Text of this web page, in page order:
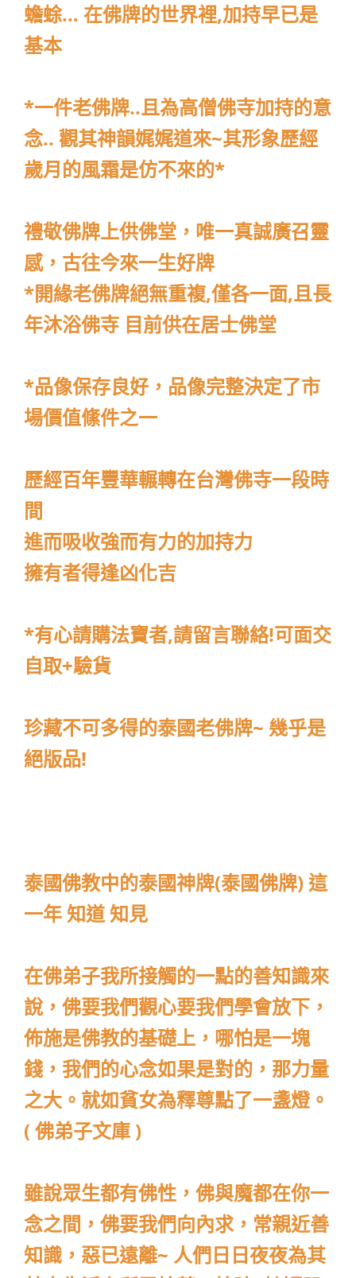
蟾蜍… 在佛牌的世界裡,加持早已是
基本
*一件老佛牌..且為高僧佛寺加持的意
念.. 觀其神韻娓娓道來~其形象歷經
歲月的風霜是仿不來的*
禮敬佛牌上供佛堂，唯一真誠廣召靈
感，古往今來一生好牌
*開緣老佛牌絕無重複,僅各一面,且長
年沐浴佛寺 目前供在居士佛堂
*品像保存良好，品像完整決定了市
場價值絛件之一
歷經百年豐華輾轉在台灣佛寺一段時
間
進而吸收強而有力的加持力
擁有者得逢凶化吉
*有心請購法寶者,請留言聯絡!可面交
自取+驗貨
珍藏不可多得的泰國老佛牌~ 幾乎是
絕版品!
泰國佛教中的泰國神牌(泰國佛牌) 這
一年 知道 知見
在佛弟子我所接觸的一點的善知識來
說，佛要我們觀心要我們學會放下，
佈施是佛教的基礎上，哪怕是一塊
錢，我們的心念如果是對的，那力量
之大。就如貧女為釋尊點了一盞燈。
( 佛弟子文庫 )
雖說眾生都有佛性，佛與魔都在你一
念之間，佛要我們向內求，常親近善
知識，惡已遠離~ 人們日日夜夜為其